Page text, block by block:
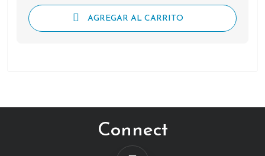
AGREGAR AL CARRITO
Connect